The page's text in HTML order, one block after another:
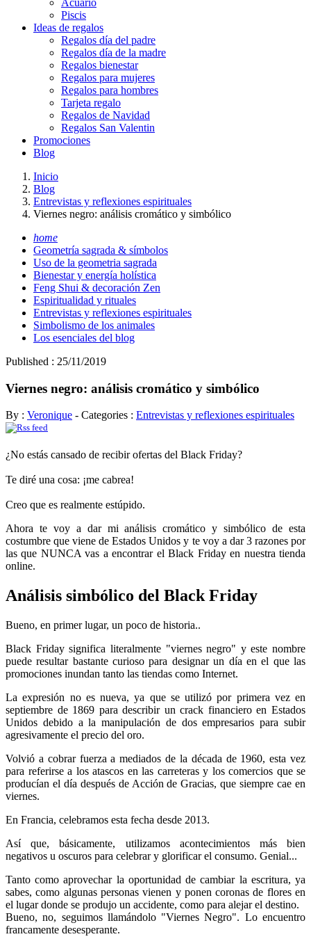
Acuario
Piscis
Ideas de regalos
Regalos día del padre
Regalos día de la madre
Regalos bienestar
Regalos para mujeres
Regalos para hombres
Tarjeta regalo
Regalos de Navidad
Regalos San Valentin
Promociones
Blog
Inicio
Blog
Entrevistas y reflexiones espirituales
Viernes negro: análisis cromático y simbólico
home
Geometría sagrada & símbolos
Uso de la geometria sagrada
Bienestar y energía holística
Feng Shui & decoración Zen
Espiritualidad y rituales
Entrevistas y reflexiones espirituales
Simbolismo de los animales
Los esenciales del blog
Published : 25/11/2019
Viernes negro: análisis cromático y simbólico
By : Veronique - Categories : Entrevistas y reflexiones espirituales
¿No estás cansado de recibir ofertas del Black Friday?
Te diré una cosa: ¡me cabrea!
Creo que es realmente estúpido.
Ahora te voy a dar mi análisis cromático y simbólico de esta
costumbre que viene de Estados Unidos y te voy a dar 3 razones por
las que NUNCA vas a encontrar el Black Friday en nuestra tienda
online.
Análisis simbólico del Black Friday
Bueno, en primer lugar, un poco de historia..
Black Friday significa literalmente "viernes negro" y este nombre
puede resultar bastante curioso para designar un día en el que las
promociones inundan tanto las tiendas como Internet.
La expresión no es nueva, ya que se utilizó por primera vez en
septiembre de 1869 para describir un crack financiero en Estados
Unidos debido a la manipulación de dos empresarios para subir
agresivamente el precio del oro.
Volvió a cobrar fuerza a mediados de la década de 1960, esta vez
para referirse a los atascos en las carreteras y los comercios que se
producían el día después de Acción de Gracias, que siempre cae en
viernes.
En Francia, celebramos esta fecha desde 2013.
Así que, básicamente, utilizamos acontecimientos más bien
negativos u oscuros para celebrar y glorificar el consumo. Genial...
Tanto como aprovechar la oportunidad de cambiar la escritura, ya
sabes, como algunas personas vienen y ponen coronas de flores en
el lugar donde se produjo un accidente, como para alejar el destino.
Bueno, no, seguimos llamándolo "Viernes Negro". Lo encuentro
francamente desesperante.